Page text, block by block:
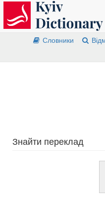
Словники
Знайти переклад